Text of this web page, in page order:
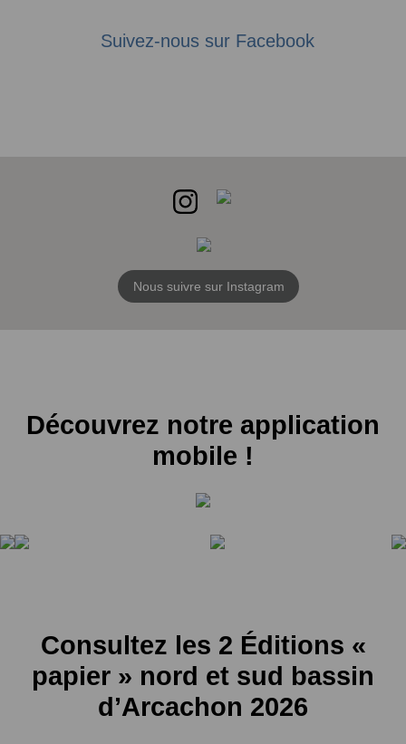
Suivez-nous sur Facebook
Nous suivre sur Instagram
Découvrez notre application
mobile !
Consultez les 2 Éditions «
papier » nord et sud bassin
d’Arcachon 2026